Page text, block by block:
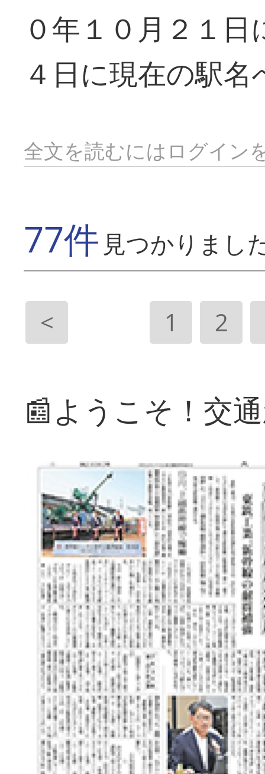
０年１０月２１
４日に現在の駅
全文を読むにはログイン
77件 見つかりまし
< 1 2
📰ようこそ！交